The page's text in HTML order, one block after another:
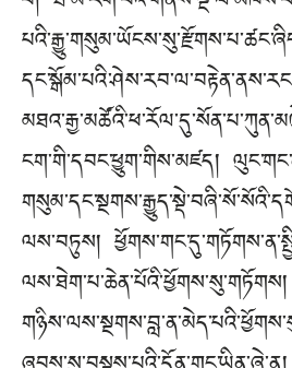
ངག་གི་དབང་ཕྱུག་གིས་མཛད།
ལས་བཏུས།